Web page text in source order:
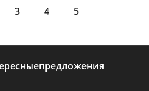
3 4 5
предложения